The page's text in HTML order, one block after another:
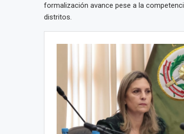
formalización avance pese a la
distritos.